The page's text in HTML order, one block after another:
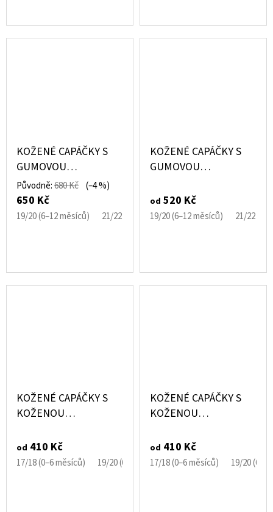
KOŽENÉ CAPÁČKY S
GUMOVOU
PODRÁŽKOU ZIMNÍ
ČERNÉ CAROZOO
Původně:680 Kč (–4 %)
650 Kč
19/20 (6–12 měsíců) 21/22 (12–18 měsíců) 23/24 (18–24 měsíců)
KOŽENÉ CAPÁČKY S
GUMOVOU
RŮŽOVÝ CAROZOO
od 520 Kč
19/20 (6–12 měsíců) 21/22
KOŽENÉ CAPÁČKY S
KOŽENOU
RŮŽOVÁ CAROZOO
od 410 Kč
17/18 (0–6 měsíců) 19/20 (6–12 měsíců) 21/22 (12–18 měsíců)
KOŽENÉ CAPÁČKY S
KOŽENOU
CAROZOO
od 410 Kč
17/18 (0–6 měsíců) 19/20